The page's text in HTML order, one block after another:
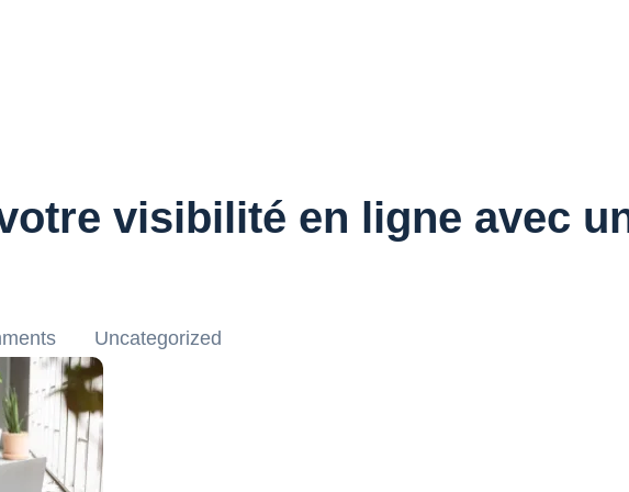
visibilité en ligne avec
Uncategorized